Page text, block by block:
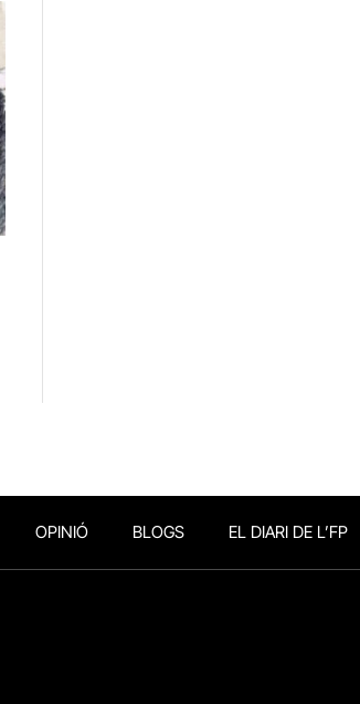
OPINIÓ BLOGS EL DIARI DE L’FP